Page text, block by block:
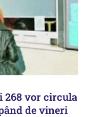
268 vor circula
de vineri